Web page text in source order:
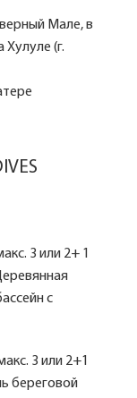
Мале, в
(г.
3 или 2+ 1
с
3 или 2+1
береговой